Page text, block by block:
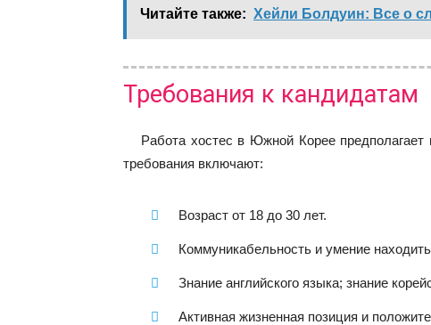
Читайте также: Хейли Болдуин: Все о
Требования к кандидатам
Работа хостес в Южной Корее
требования включают:
Возраст от 18 до 30 лет.
Коммуникабельность и умение
Знание английского языка; знание
Активная жизненная позиция и